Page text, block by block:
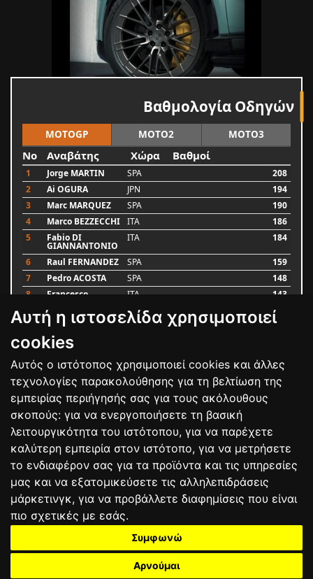
Αυτή η ιστοσελίδα χρησιμοποιεί
cookies
Αυτός ο ιστότοπος χρησιμοποιεί cookies και άλλες
τεχνολογίες παρακολούθησης για τη βελτίωση της
εμπειρίας περιήγησής σας για τους ακόλουθους
σκοπούς: για να ενεργοποιήσετε τη βασική
λειτουργικότητα του ιστότοπου, για να παρέχετε
καλύτερη εμπειρία στον ιστότοπο, για να μετρήσετε
το ενδιαφέρον σας για τα προϊόντα και τις υπηρεσίες
μας και να εξατομικεύσετε τις αλληλεπιδράσεις
μάρκετινγκ, για να προβάλλετε διαφημίσεις που είναι
πιο σχετικές με εσάς.
Συμφωνώ
Αρνούμαι
Βαθμολογία Οδηγών
MOTOGP MOTO2 MOTO3
No Αναβάτης Χώρα Βαθμοί
1 Jorge MARTIN SPA
208
2
Ai OGURA JPN
194
3
Marc MARQUEZ SPA
190
4
Marco BEZZECCHI ITA
186
5
Fabio DI
GIANNANTONIO
ITA 184
6 Raul FERNANDEZ SPA
159
7
Pedro ACOSTA SPA
148
8
Francesco ITA 143
9 Alex MARQUEZ SPA
Luca MARINI
Bαθμολογία
ΟΡΟΙ ΧΡΗΣΗΣΠΟΛΙΤΙΚΗ ΠΡΟΣΤΑΣΙΑΣ
ΑΓΩΝΕΣΑΠΟΤΕΛΕΣΜΑΤΑΑΓΟΡΑ